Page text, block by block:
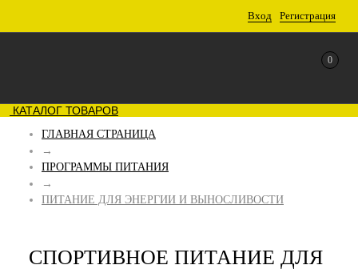
Вход Регистрация
0
КАТАЛОГ ТОВАРОВ
ГЛАВНАЯ СТРАНИЦА
→
ПРОГРАММЫ ПИТАНИЯ
→
ПИТАНИЕ ДЛЯ ЭНЕРГИИ И ВЫНОСЛИВОСТИ
СПОРТИВНОЕ ПИТАНИЕ ДЛЯ